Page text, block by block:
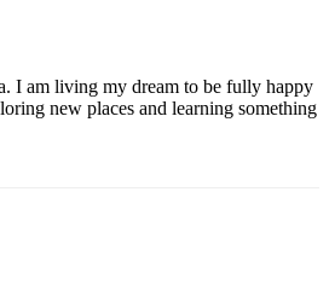
I am living my dream to be fully happy
new places and learning something